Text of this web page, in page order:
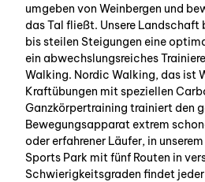
umgeben von Weinbergen und
das Tal fließt. Unsere
bis steilen Steigungen eine
ein abwechslungsreiches
Walking. Nordic Walking, das ist
Kraftübungen mit speziellen
Ganzkörpertraining trainiert den
Bewegungsapparat extrem
oder erfahrener Läufer, in
Sports Park mit fünf Routen in
Schwierigkeitsgraden findet